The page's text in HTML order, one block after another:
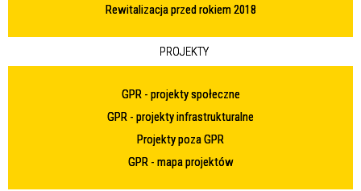
Rewitalizacja przed rokiem 2018
PROJEKTY
GPR - projekty społeczne
GPR - projekty infrastrukturalne
Projekty poza GPR
GPR - mapa projektów